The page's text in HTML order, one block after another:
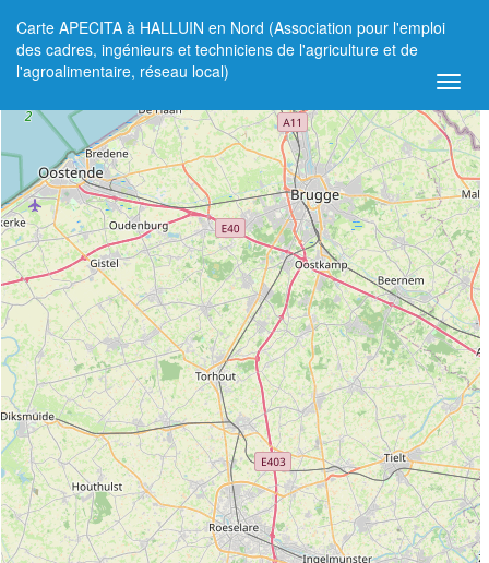
Carte APECITA à HALLUIN en Nord (Association pour l'emploi
des cadres, ingénieurs et techniciens de l'agriculture et de
l'agroalimentaire, réseau local)
+
−